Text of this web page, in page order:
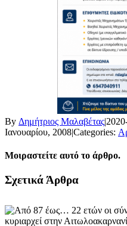
By Δημήτριος Μαλαβέτας|
Ιανουαρίου, 2008|Categories:
Μοιραστείτε αυτό το άρθρο.
Facebook
X
LinkedIn
WhatsApp
Email
Σχετικά Άρθρα